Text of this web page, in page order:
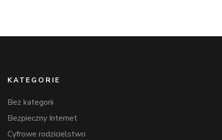
KATEGORIE
Bez kategorii
Bezpieczny Internet
Cyfrowe rodzicielstwo